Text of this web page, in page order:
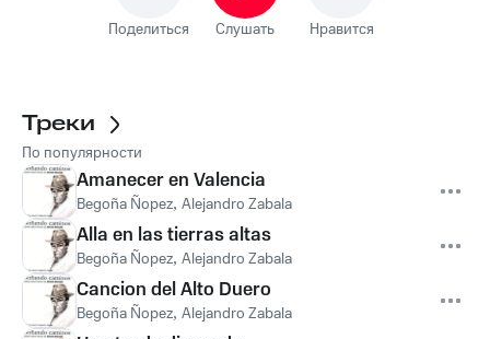
Поделиться Слушать Нравится
Треки
По популярности
Amanecer en Valencia
Begoña Ñopez, Alejandro Zabala
Alla en las tierras altas
Begoña Ñopez, Alejandro Zabala
Cancion del Alto Duero
Begoña Ñopez, Alejandro Zabala